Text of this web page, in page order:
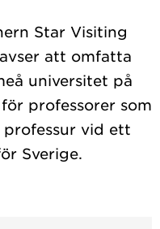
Star Visiting
att omfatta
universitet på
professorer som
vid ett
Sverige.